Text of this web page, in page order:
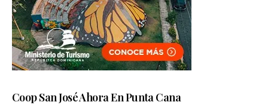
Coop San José Ahora En Punta Cana